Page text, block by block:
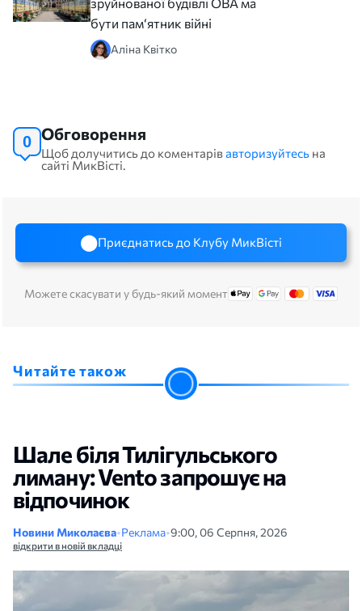
бути пам‘ятник війні
Аліна Квітко
0 Обговорення
Щоб долучитись до коментарівавторизуйтесь на
сайті МикВісті.
Приєднатись до Клубу МикВісті
Можете скасувати у будь-який момент
Читайте також
Шале біля Тилігульського
лиману: Vento запрошує на
відпочинок
Новини Миколаєва•Реклама•9:00, 06 Серпня, 2026
відкрити в новій вкладці